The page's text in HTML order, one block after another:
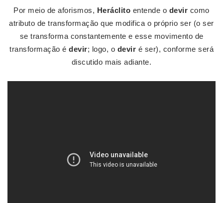
Por meio de aforismos, Heráclito entende o devir como
atributo de transformação que modifica o próprio ser (o ser
se transforma constantemente e esse movimento de
transformação é devir; logo, o devir é ser), conforme será
discutido mais adiante.